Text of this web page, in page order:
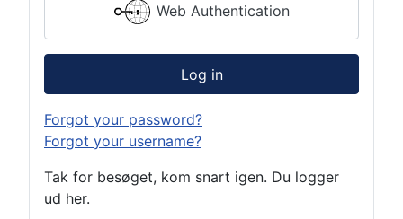
Web Authentication
Log in
Forgot your password?
Forgot your username?
Tak for besøget, kom snart igen. Du logger
ud her.